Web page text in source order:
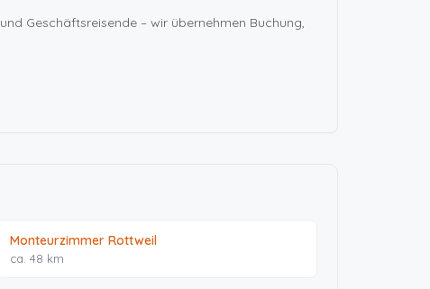
Geschäftsreisende – wir übernehmen Buchung,
Monteurzimmer Rottweil
ca. 48 km